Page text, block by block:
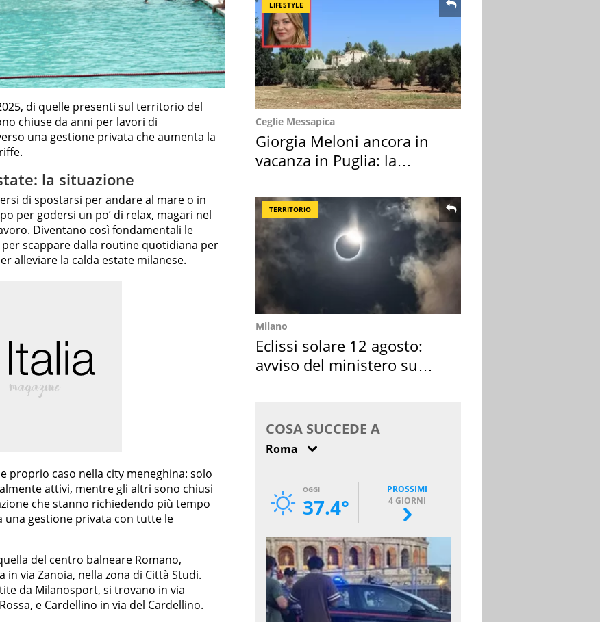
di quelle presenti sul territorio del
chiuse da anni per lavori di
una gestione privata che aumenta la
la situazione
di spostarsi per andare al mare o in
per godersi un po’ di relax, magari nel
Diventano così fondamentali le
scappare dalla routine quotidiana per
alleviare la calda estate milanese.
proprio caso nella city meneghina: solo
attivi, mentre gli altri sono chiusi
che stanno richiedendo più tempo
una gestione privata con tutte le
del centro balneare Romano,
in via Zanoia, nella zona di Città Studi.
da Milanosport, si trovano in via
e Cardellino in via del Cardellino.
LIFESTYLE
Ceglie Messapica
Giorgia Meloni ancora in
vacanza in Puglia: la
TERRITORIO
Milano
Eclissi solare 12 agosto:
avviso del ministero su